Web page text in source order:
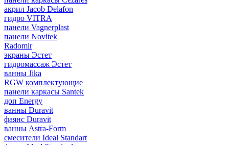
акрил Jacob Delafon
гидро VITRA
панели Vagnerplast
панели Novitek
Radomir
экраны Эстет
гидромассаж Эстет
ванны Jika
RGW комплектующие
панели каркасы Santek
доп Energy
ванны Duravit
фаянс Duravit
ванны Astra-Form
смесители Ideal Standart